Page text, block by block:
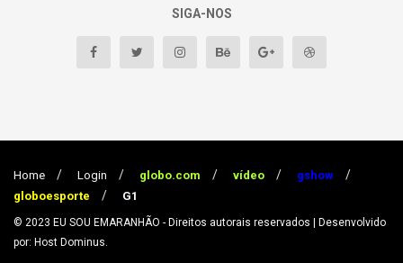
SIGA-NOS
Home Login globo.com vídeo
gshow
globoesporte
G1
© 2023 EU SOU EMARANHÃO - Direitos autorais reservados | Desenvolvido
por: Host Dominus